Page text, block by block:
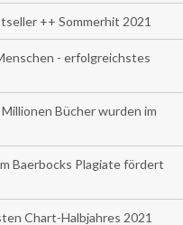
++ Sommerhit 2021
- erfolgreichstes
Bücher wurden im
Baerbocks Plagiate fördert
Chart-Halbjahres 2021